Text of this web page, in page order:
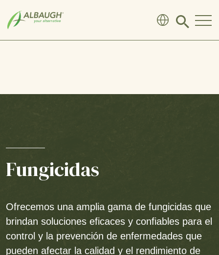
Click
search
Fungicidas
Ofrecemos una amplia gama de fungicidas que
brindan soluciones eficaces y confiables para el
control y la prevención de enfermedades que
pueden afectar la calidad y el rendimiento de